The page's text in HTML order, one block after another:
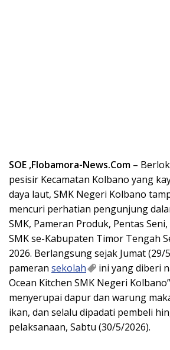
SOE ,Flobamora-News.Com –
pesisir Kecamatan Kolbano yang
daya laut, SMK Negeri Kolbano
mencuri perhatian pengunjung
SMK, Pameran Produk, Pentas
SMK se-Kabupaten Timor Tengah
2026. Berlangsung sejak Jumat (29/
pameran sekolah
ini yang diberi
Ocean Kitchen SMK Negeri
menyerupai dapur dan warung
ikan, dan selalu dipadati pembeli
pelaksanaan, Sabtu (30/5/2026).